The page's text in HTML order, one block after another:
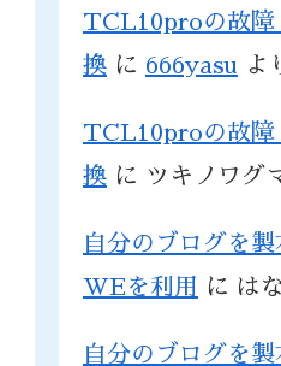
TCL10proの故障
換 に 666yasu よ
TCL10proの故障
換 に ツキノワグ
自分のブログを
WEを利用
に はな
自分のブログを